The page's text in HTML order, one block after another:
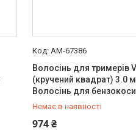
AM-67386
Волосінь для тримерів
(кручений квадрат) 3.0
Волосінь для бензокоси
Немає в наявності
974 ₴
+380 (99) 454-50-15